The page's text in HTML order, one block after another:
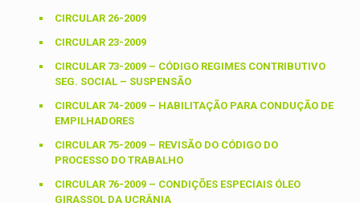
CIRCULAR 26-2009
CIRCULAR 23-2009
CIRCULAR 73-2009 – CÓDIGO REGIMES CONTRIBUTIVO
SEG. SOCIAL – SUSPENSÃO
CIRCULAR 74-2009 – HABILITAÇÃO PARA CONDUÇÃO DE
EMPILHADORES
CIRCULAR 75-2009 – REVISÃO DO CÓDIGO DO
PROCESSO DO TRABALHO
CIRCULAR 76-2009 – CONDIÇÕES ESPECIAIS ÓLEO
GIRASSOL DA UCRÂNIA